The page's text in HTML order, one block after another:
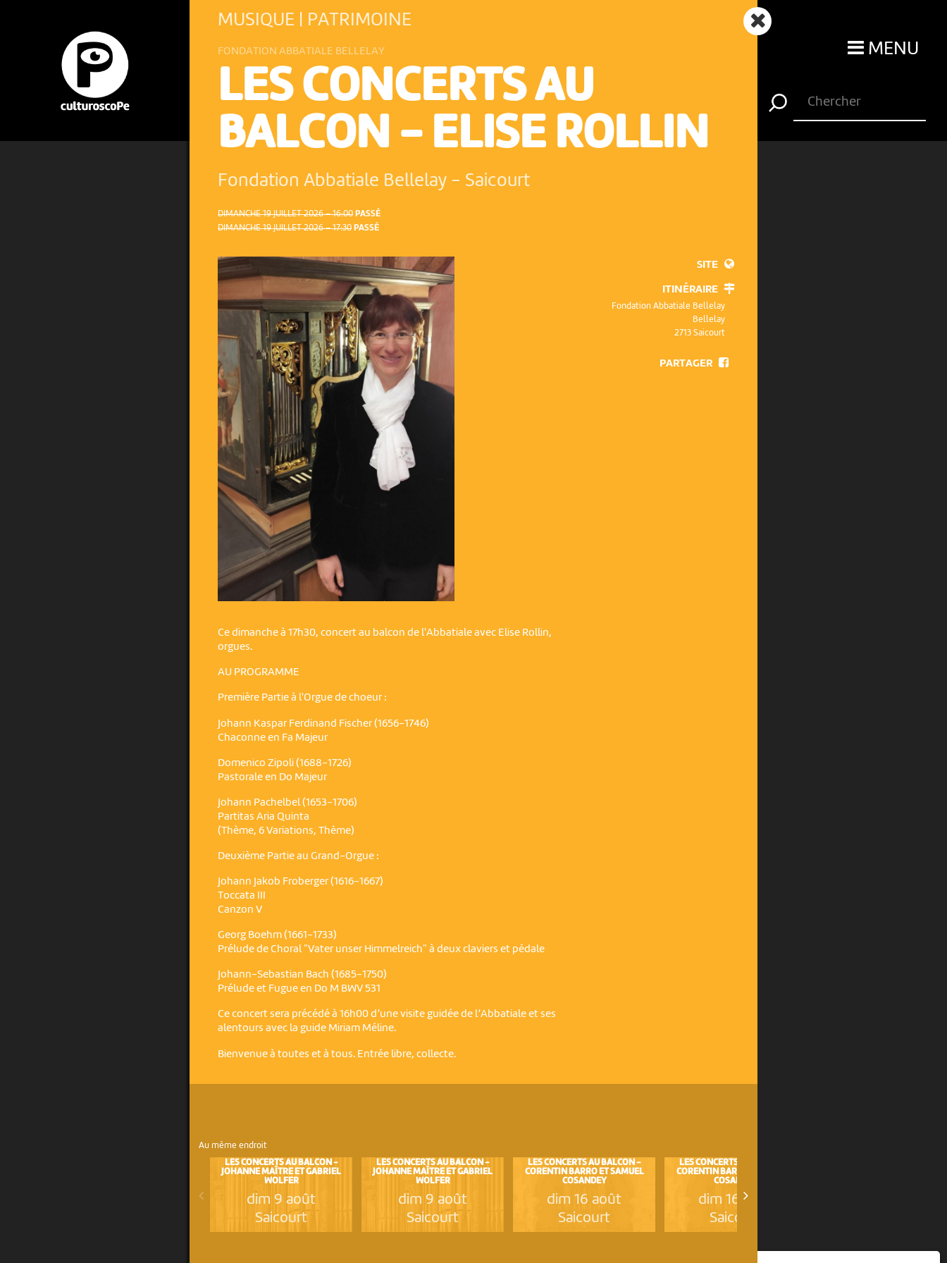
MENU
DIMANCHE 19 JUILLET 2026 – 16:00 PASSÉ
DIMANCHE 19 JUILLET 2026 – 17:30 PASSÉ
MUSIQUE | PATRIMOINE
FONDATION ABBATIALE BELLELAY
LES CONCERTS AU
BALCON - ELISE ROLLIN
Fondation Abbatiale Bellelay - Saicourt
Ce dimanche à 17h30, concert au balcon de l'Abbatiale avec Elise Rollin,
orgues.
AU PROGRAMME
Première Partie à l'Orgue de choeur :
Johann Kaspar Ferdinand Fischer (1656-1746)
Chaconne en Fa Majeur
Domenico Zipoli (1688-1726)
Pastorale en Do Majeur
Johann Pachelbel (1653-1706)
Partitas Aria Quinta
(Thème, 6 Variations, Thème)
Deuxième Partie au Grand-Orgue :
Johann Jakob Froberger (1616-1667)
Toccata III
Canzon V
Georg Boehm (1661-1733)
Prélude de Choral "Vater unser Himmelreich" à deux claviers et pédale
Johann-Sebastian Bach (1685-1750)
Prélude et Fugue en Do M BWV 531
Ce concert sera précédé à 16h00 d’une visite guidée de l’Abbatiale et ses
alentours avec la guide Miriam Méline.
Bienvenue à toutes et à tous. Entrée libre, collecte.
SITE
ITINÉRAIRE
Fondation Abbatiale Bellelay
Bellelay
2713 Saicourt
PARTAGER
Au même endroit
LES CONCERTS AU BALCON -
JOHANNE MAÎTRE ET GABRIEL
WOLFER
dim 9 août
Saicourt
LES CONCERTS AU BALCON -
JOHANNE MAÎTRE ET GABRIEL
WOLFER
dim 9 août
Saicourt
LES CONCERTS AU BALCON -
CORENTIN BARRO ET SAMUEL
COSANDEY
dim 16 août
Saicourt
LES CONCERTS AU BALCON -
CORENTIN BARRO ET SAMUEL
COSANDEY
dim 16 août
Saicourt